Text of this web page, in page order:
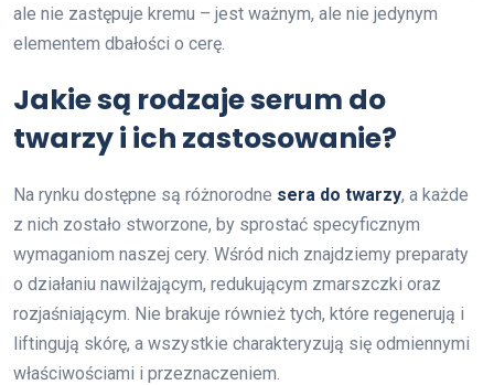
ale nie zastępuje kremu – jest ważnym, ale nie jedynym
elementem dbałości o cerę.
Jakie są rodzaje serum do
twarzy i ich zastosowanie?
Na rynku dostępne są różnorodne sera do twarzy, a każde
z nich zostało stworzone, by sprostać specyficznym
wymaganiom naszej cery. Wśród nich znajdziemy preparaty
o działaniu nawilżającym, redukującym zmarszczki oraz
rozjaśniającym. Nie brakuje również tych, które regenerują i
liftingują skórę, a wszystkie charakteryzują się odmiennymi
właściwościami i przeznaczeniem.